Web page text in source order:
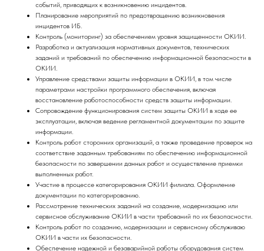
событий, приводящих к возникновению инцидентов.
Планирование мероприятий по предотвращению возникновения
инцидентов ИБ.
Контроль (мониторинг) за обеспечением уровня защищенности ОКИИ.
Разработка и актуализация нормативных документов, технических
заданий и требований по обеспечению информационной безопасности в
ОКИИ.
Управление средствами защиты информации в ОКИИ, в том числе
параметрами настройки программного обеспечения, включая
восстановление работоспособности средств защиты информации.
Сопровождение функционирования систем защиты ОКИИ в ходе ее
эксплуатации, включая ведение регламентной документации по защите
информации.
Контроль работ сторонних организаций, а также проведение проверок на
соответствие заданным требованиям по обеспечению информационной
безопасности по завершении данных работ и осуществление приемки
выполненных работ.
Участие в процессе категорирования ОКИИ филиала. Оформление
документации по категорированию.
Рассмотрение технических заданий на создание, модернизацию или
сервисное обслуживание ОКИИ в части требований по их безопасности.
Контроль работ по созданию, модернизации и сервисному обслуживаю
ОКИИ в части их безопасности.
Обеспечение надежной и безаварийной работы оборудования систем